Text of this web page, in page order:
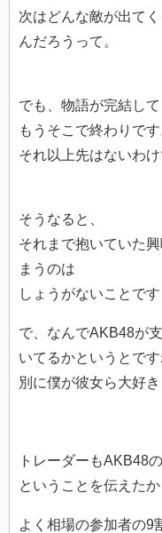
次はどんな敵が出て
んだろうって。
でも、物語が完結して
もうそこで終わりです
それ以上先はないわけ
そうなると、
それまで抱いていた
まうのは
しょうがないことです
で、なんでAKB48が
いてるかというとです
別に僕が彼女ら大好
トレーダーもAKB48
ということを伝えた
よく相場の参加者の9